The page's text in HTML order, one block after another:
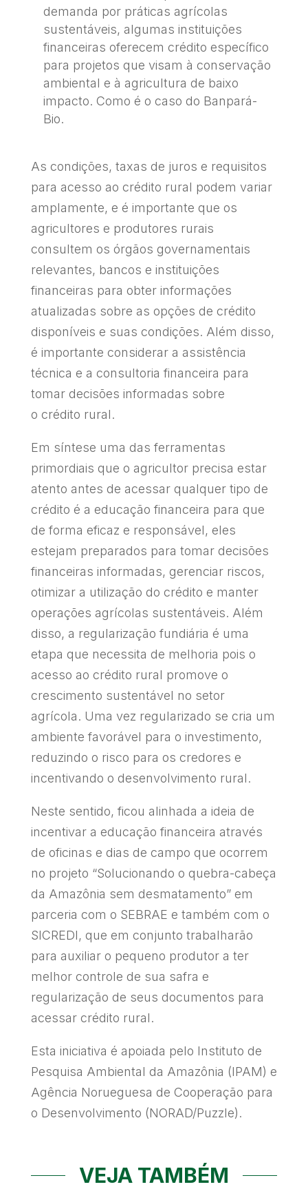
demanda por práticas agrícolas
sustentáveis, algumas instituições
financeiras oferecem crédito específico
para projetos que visam à conservação
ambiental e à agricultura de baixo
impacto. Como é o caso do Banpará-
Bio.
As condições, taxas de juros e requisitos
para acesso ao crédito rural podem variar
amplamente, e é importante que os
agricultores e produtores rurais
consultem os órgãos governamentais
relevantes, bancos e instituições
financeiras para obter informações
atualizadas sobre as opções de crédito
disponíveis e suas condições. Além disso,
é importante considerar a assistência
técnica e a consultoria financeira para
tomar decisões informadas sobre
o crédito rural.
Em síntese uma das ferramentas
primordiais que o agricultor precisa estar
atento antes de acessar qualquer tipo de
crédito é a educação financeira para que
de forma eficaz e responsável, eles
estejam preparados para tomar decisões
financeiras informadas, gerenciar riscos,
otimizar a utilização do crédito e manter
operações agrícolas sustentáveis. Além
disso, a regularização fundiária é uma
etapa que necessita de melhoria pois o
acesso ao crédito rural promove o
crescimento sustentável no setor
agrícola. Uma vez regularizado se cria um
ambiente favorável para o investimento,
reduzindo o risco para os credores e
incentivando o desenvolvimento rural.
Neste sentido, ficou alinhada a ideia de
incentivar a educação financeira através
de oficinas e dias de campo que ocorrem
no projeto “Solucionando o quebra-cabeça
da Amazônia sem desmatamento” em
parceria com o SEBRAE e também com o
SICREDI, que em conjunto trabalharão
para auxiliar o pequeno produtor a ter
melhor controle de sua safra e
regularização de seus documentos para
acessar crédito rural.
Esta iniciativa é apoiada pelo Instituto de
Pesquisa Ambiental da Amazônia (IPAM) e
Agência Norueguesa de Cooperação para
o Desenvolvimento (NORAD/Puzzle).
VEJA TAMBÉM